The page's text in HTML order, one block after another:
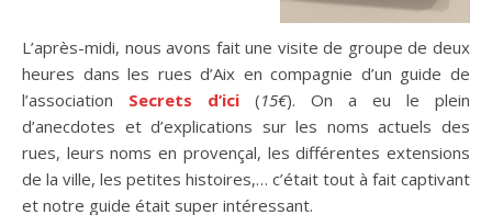
L’après-midi, nous avons fait une visite de groupe de deux
heures dans les rues d’Aix en compagnie d’un guide de
l’association Secrets d’ici (15€). On a eu le plein
d’anecdotes et d’explications sur les noms actuels des
rues, leurs noms en provençal, les différentes extensions
de la ville, les petites histoires,… c’était tout à fait captivant
et notre guide était super intéressant.